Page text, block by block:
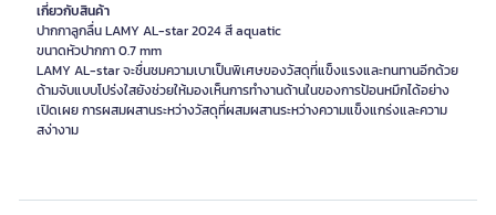
เกี่ยวกับสินค้า
ปากกาลูกลื่น LAMY AL-star 2024 สี aquatic
ขนาดหัวปากกา 0.7 mm
LAMY AL-star จะชื่นชมความเบาเป็นพิเศษของวัสดุที่แข็งแรงและทนทานอีกด้วย
ด้ามจับแบบโปร่งใสยังช่วยให้มองเห็นการทำงานด้านในของการป้อนหมึกได้อย่าง
เปิดเผย การผสมผสานระหว่างวัสดุที่ผสมผสานระหว่างความแข็งแกร่งและความ